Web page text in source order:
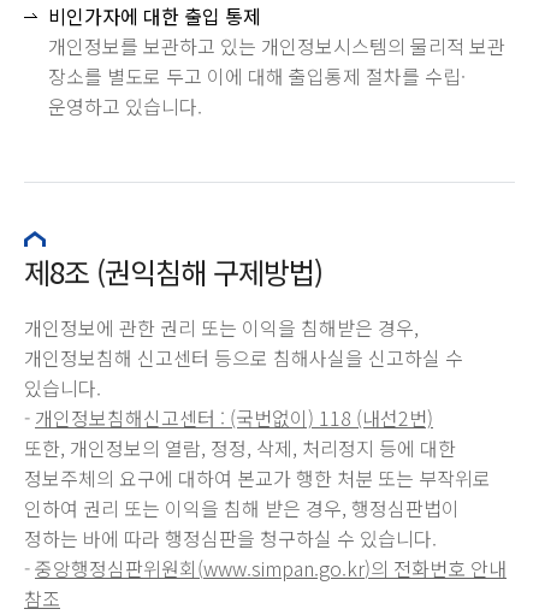
비인가자에 대한 출입 통제
개인정보를 보관하고 있는 개인정보시스템의 물리적 보관
장소를 별도로 두고 이에 대해 출입통제 절차를 수립·
운영하고 있습니다.
제8조 (권익침해 구제방법)
개인정보에 관한 권리 또는 이익을 침해받은 경우,
개인정보침해 신고센터 등으로 침해사실을 신고하실 수
있습니다.
- 개인정보침해신고센터 : (국번없이) 118 (내선2번)
또한, 개인정보의 열람, 정정, 삭제, 처리정지 등에 대한
정보주체의 요구에 대하여 본교가 행한 처분 또는 부작위로
인하여 권리 또는 이익을 침해 받은 경우, 행정심판법이
정하는 바에 따라 행정심판을 청구하실 수 있습니다.
-중앙행정심판위원회(www.simpan.go.kr)의 전화번호 안내
참조